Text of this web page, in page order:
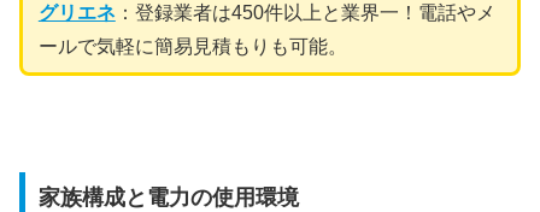
グリエネ ：登録業者は450件以上と業界一！電話やメ
ールで気軽に簡易見積もりも可能。
家族構成と電力の使用環境